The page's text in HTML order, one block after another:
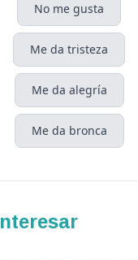
No me gusta
Me da tristeza
Me da alegría
Me da bronca